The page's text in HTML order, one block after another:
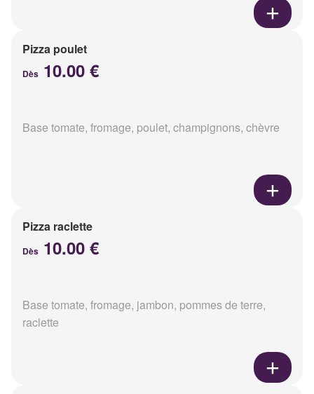
Pizza poulet
Dès 10.00 €
Base tomate, fromage, poulet, champignons, chèvre
Pizza raclette
Dès 10.00 €
Base tomate, fromage, jambon, pommes de terre,
raclette